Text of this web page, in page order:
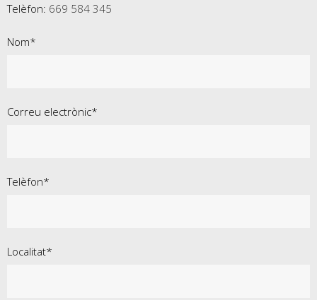
Telèfon: 669 584 345
Nom*
Correu electrònic*
Telèfon*
Localitat*